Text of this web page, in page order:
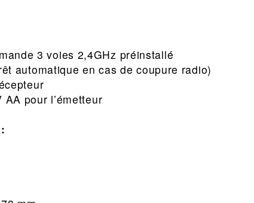
3 voies 2,4GHz préinstallé
automatique en cas de coupure radio)
pour l’émetteur